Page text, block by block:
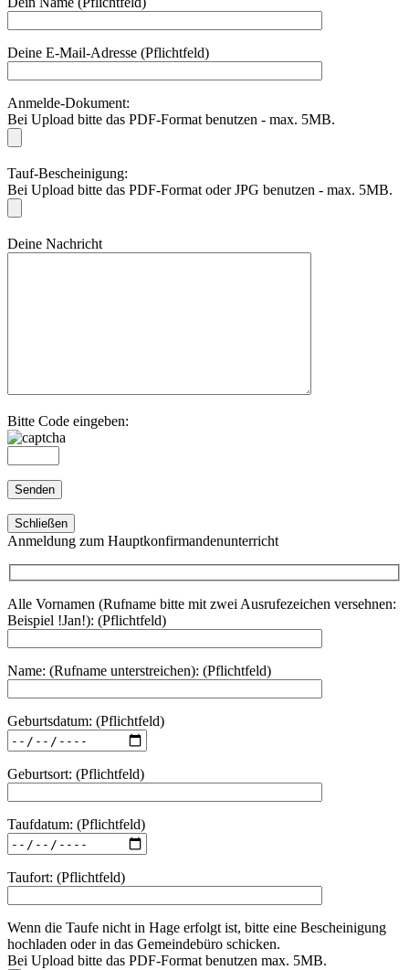
Deine E-Mail-Adresse (Pflichtfeld)
Anmelde-Dokument:
Bei Upload bitte das PDF-Format benutzen - max. 5MB.
Tauf-Bescheinigung:
Bei Upload bitte das PDF-Format oder JPG benutzen - max. 5MB.
Deine Nachricht
Bitte Code eingeben:
Schließen
Anmeldung zum Hauptkonfirmandenunterricht
Alle Vornamen (Rufname bitte mit zwei Ausrufezeichen versehnen:
Beispiel !Jan!): (Pflichtfeld)
Name: (Rufname unterstreichen): (Pflichtfeld)
Geburtsdatum: (Pflichtfeld)
Geburtsort: (Pflichtfeld)
Taufdatum: (Pflichtfeld)
Taufort: (Pflichtfeld)
Wenn die Taufe nicht in Hage erfolgt ist, bitte eine Bescheinigung
hochladen oder in das Gemeindebüro schicken.
Bei Upload bitte das PDF-Format benutzen max. 5MB.